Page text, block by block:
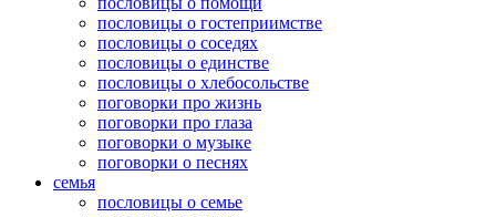
пословицы о гостеприимстве
пословицы о соседях
пословицы о единстве
пословицы о хлебосольстве
поговорки про жизнь
поговорки про глаза
поговорки о музыке
поговорки о песнях
семья
пословицы о семье